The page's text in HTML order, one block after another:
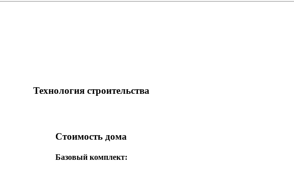
Технология строительства
Стоимость дома
Базовый комплект: